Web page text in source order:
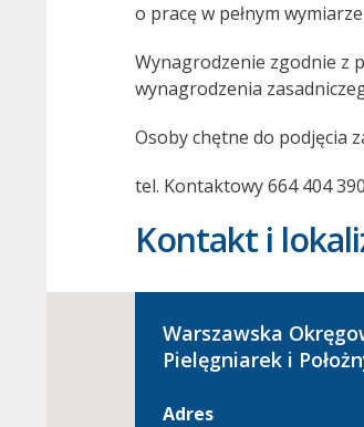
o pracę w pełnym
Wynagrodzenie zgodnie z
wynagrodzenia
Osoby chętne do podjęcia
tel. Kontaktowy 664 404
Kontakt i
Warszawska
Pielęgniarek i
Adres